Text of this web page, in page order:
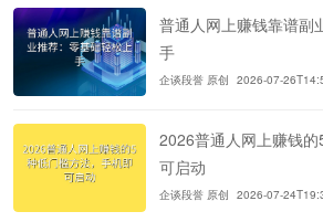
普通人网上赚钱靠谱副
手
企谈段誉 原创 2026-07-
2026普通人网上赚钱
可启动
企谈段誉 原创 2026-07-